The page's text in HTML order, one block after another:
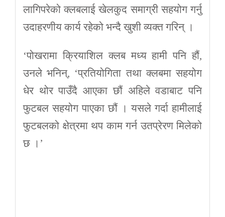
लागिपरेको क्लबलाई खेलकुद समाग्री सहयोग गर्नु
उदाहरणीय कार्य रहेको भन्दै खुशी व्यक्त गरिन् ।
‘पोखरामा क्रियाशिल क्लब मध्य हामी पनि हौं,
उनले भनिन्, ‘प्रतियोगिता तथा क्लबमा सहयोग
धेर थोर पाउँदै आएका छौं अहिले वडाबाट पनि
फुटबल सहयोग पाएका छौं । यसले गर्दा हामीलाई
फुटबलको क्षेत्रमा थप काम गर्न उतप्रेरण मिलेको
छ ।’